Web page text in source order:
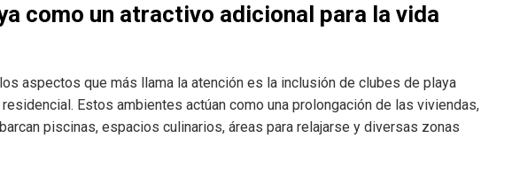
como un atractivo adicional para la vida
aspectos que más llama la atención es la inclusión de clubes de playa
Estos ambientes actúan como una prolongación de las viviendas,
piscinas, espacios culinarios, áreas para relajarse y diversas zonas